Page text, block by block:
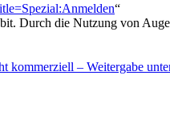
“
Durch die Nutzung von